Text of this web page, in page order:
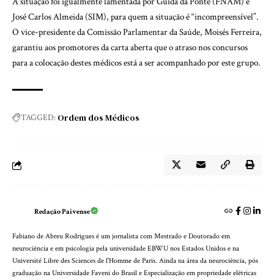
José Carlos Almeida (SIM), para quem a situação é “incompreensível”.
O vice-presidente da Comissão Parlamentar da Saúde, Moisés Ferreira,
garantiu aos promotores da carta aberta que o atraso nos concursos
para a colocação destes médicos está a ser acompanhado por este grupo.
TAGGED: Ordem dos Médicos
Redação Paivense
Fabiano de Abreu Rodrigues é um jornalista com Mestrado e Doutorado em
neurociência e em psicologia pela universidade EBWU nos Estados Unidos e na
Université Libre des Sciences de l'Homme de Paris. Ainda na área da neurociência, pós
graduação na Universidade Faveni do Brasil e Especialização em propriedade elétricas